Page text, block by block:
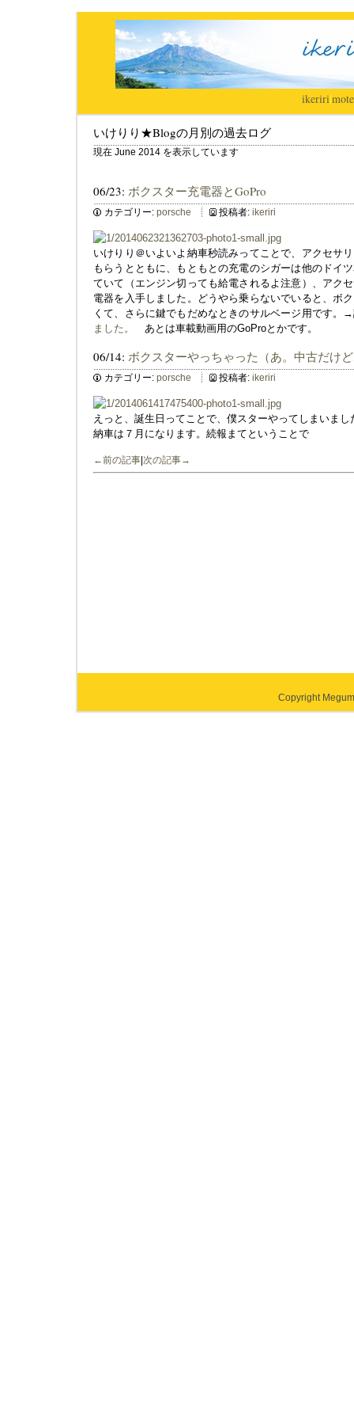
ikeriri|
いけりり★Blogの月別の過去ログ
現在 June 2014 を表示しています
06/23: ボクスター充電器とGoPro
カテゴリー: porsche 投稿者: ikeriri
いけりり＠いよいよ納車秒読みってことで、アクセサ
もらうとともに、もともとの充電のシガーは他のドイ
ていて（エンジン切っても給電されるよ注意）、アク
電器を入手しました。どうやら乗らないでいると、ボ
くて、さらに鍵でもだめなときのサルベージ用です
ました。
あとは車載動画用のGoProとかです。
06/14: ボクスターやっちゃった（あ。中古だけ
カテゴリー: porsche 投稿者: ikeriri
えっと、誕生日ってことで、僕スターやってしまいま
納車は７月になります。続報まてということで
←前の記事 次の記事→
Copyright